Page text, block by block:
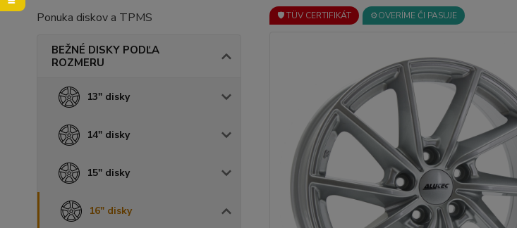
Ponuka diskov a TPMS
BEŽNÉ DISKY PODĽA
ROZMERU
13" disky
14" disky
15" disky
16" disky
🛡️ TÜV CERTIFIKÁT ⚙️OVERÍME ČI PASUJE